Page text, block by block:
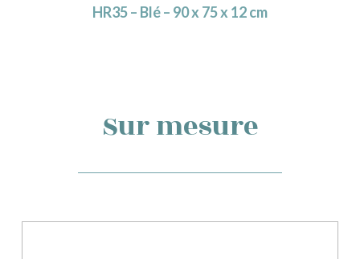
HR35 – Blé – 90 x 75 x 12 cm
Sur mesure